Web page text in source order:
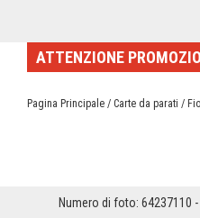
ATTENZIONE
Pagina Principale / Carte da parati /
Numero di foto: 64237110